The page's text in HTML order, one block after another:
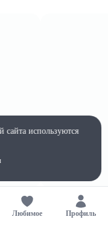
Любимое Профиль
сайта используются